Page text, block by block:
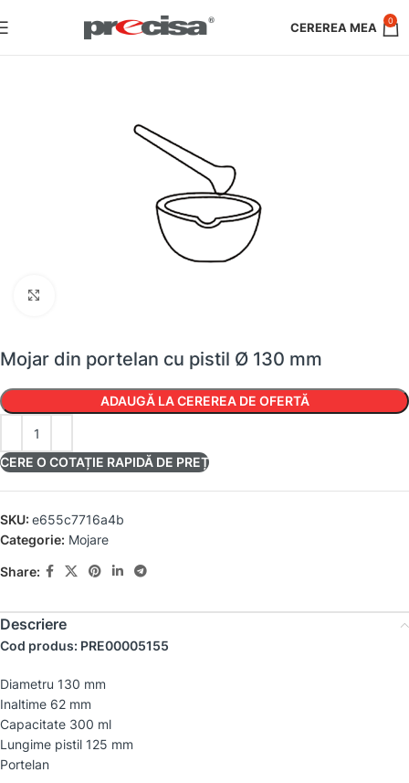
0
Mojar din portelan cu pistil Ø 130 mm
ADAUGĂ LA CEREREA DE OFERTĂ
CERE O COTAȚIE RAPIDĂ DE PREȚ
SKU: e655c7716a4b
Categorie: Mojare
Share:
Descriere
Cod produs: PRE00005155
Diametru 130 mm
Inaltime 62 mm
Capacitate 300 ml
Lungime pistil 125 mm
Portelan